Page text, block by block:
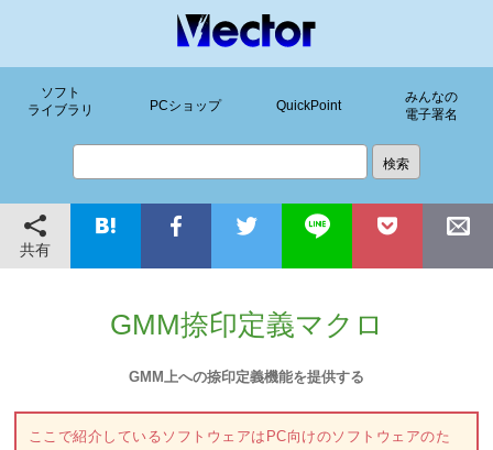
ソフト
ライブラリ
PCショップ QuickPoint
みんなの
電子署名
共有
GMM捺印定義マクロ
GMM上への捺印定義機能を提供する
ここで紹介しているソフトウェアはPC向けのソフトウェアのた